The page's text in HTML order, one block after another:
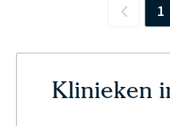
Previous
1
Klinieken